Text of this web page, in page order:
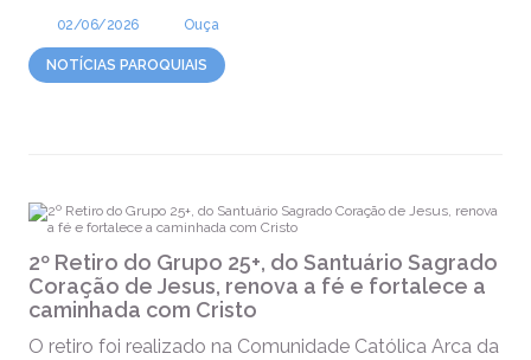
02/06/2026 Ouça
NOTÍCIAS PAROQUIAIS
2º Retiro do Grupo 25+, do Santuário Sagrado
Coração de Jesus, renova a fé e fortalece a
caminhada com Cristo
O retiro foi realizado na Comunidade Católica Arca da